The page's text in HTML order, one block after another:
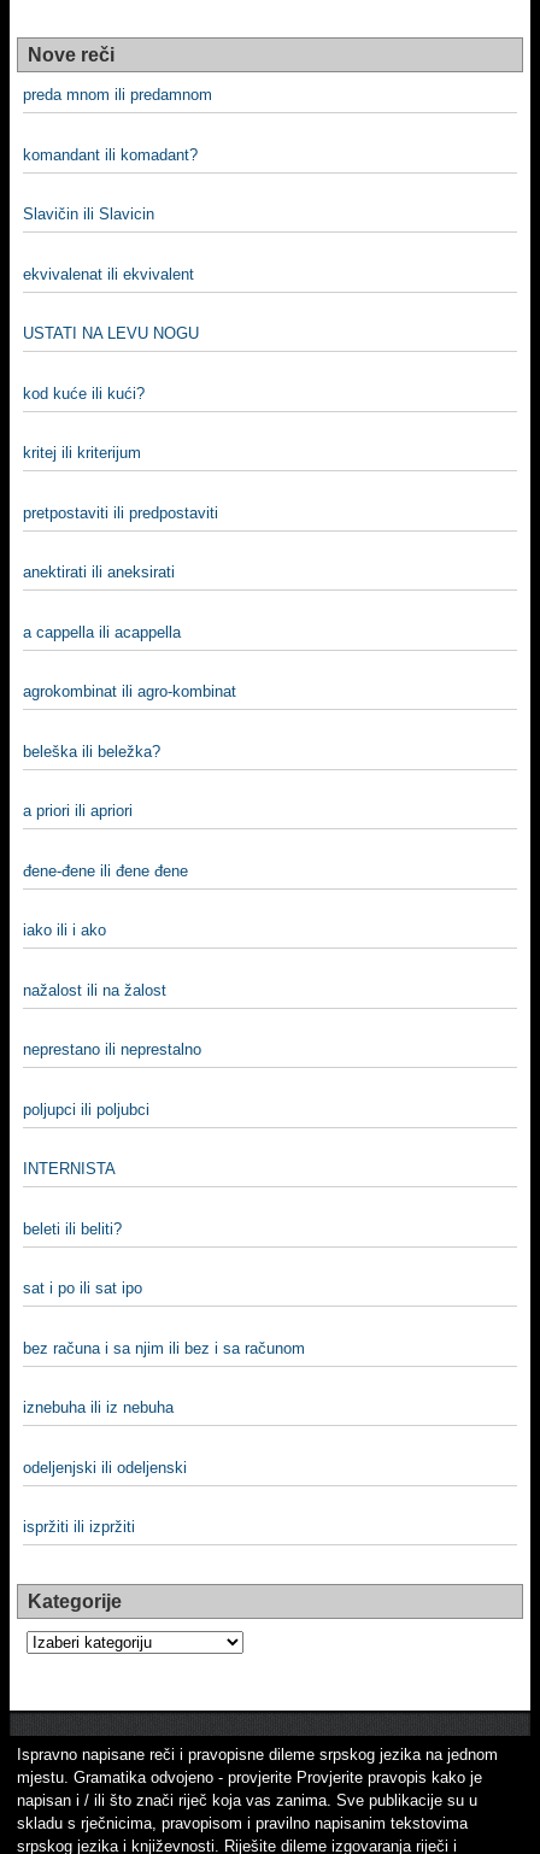
Nove reči
preda mnom ili predamnom
komandant ili komadant?
Slavičin ili Slavicin
ekvivalenat ili ekvivalent
USTATI NA LEVU NOGU
kod kuće ili kući?
kritej ili kriterijum
pretpostaviti ili predpostaviti
anektirati ili aneksirati
a cappella ili acappella
agrokombinat ili agro-kombinat
beleška ili beležka?
a priori ili apriori
đene-đene ili đene đene
iako ili i ako
nažalost ili na žalost
neprestano ili neprestalno
poljupci ili poljubci
INTERNISTA
beleti ili beliti?
sat i po ili sat ipo
bez računa i sa njim ili bez i sa računom
iznebuha ili iz nebuha
odeljenjski ili odeljenski
ispržiti ili izpržiti
Kategorije
Kategorije
Ispravno napisane reči i pravopisne dileme srpskog jezika na jednom
mjestu. Gramatika odvojeno - provjerite Provjerite pravopis kako je
napisan i / ili što znači riječ koja vas zanima. Sve publikacije su u
skladu s rječnicima, pravopisom i pravilno napisanim tekstovima
srpskog jezika i književnosti. Riješite dileme izgovaranja riječi i